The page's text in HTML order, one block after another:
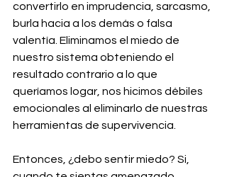
convertirlo en imprudencia, sarcasmo,
burla hacia a los demás o falsa
valentía. Eliminamos el miedo de
nuestro sistema obteniendo el
resultado contrario a lo que
queríamos logar, nos hicimos débiles
emocionales al eliminarlo de nuestras
herramientas de supervivencia.
Entonces, ¿debo sentir miedo? Si,